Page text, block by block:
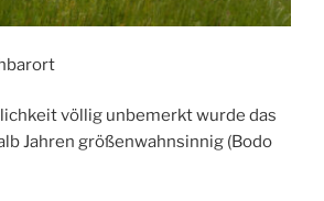
völlig unbemerkt wurde das
Jahren größenwahnsinnig (Bodo